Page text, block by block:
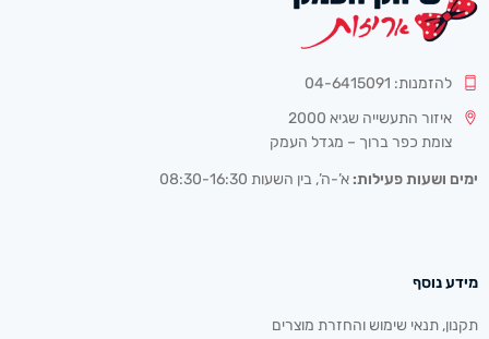
להזמנות: 04-6415091
איזור התעשייה שגיא 2000
צומת כפר ברוך – מגדל העמק
ימים ושעות פעילות: א’-ה’, בין השעות 08:30-16:30
מידע נוסף
תקנון, תנאי שימוש והחזרת מוצרים